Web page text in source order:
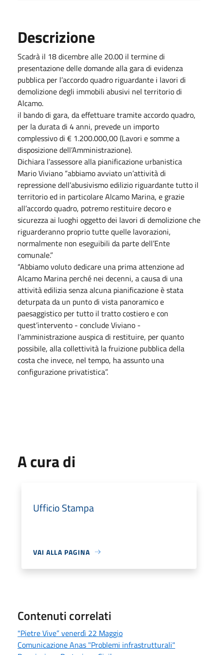
Descrizione
Scadrà il 18 dicembre alle 20.00 il termine di
presentazione delle domande alla gara di evidenza
pubblica per l’accordo quadro riguardante i lavori di
demolizione degli immobili abusivi nel territorio di
Alcamo.
il bando di gara, da effettuare tramite accordo quadro,
per la durata di 4 anni, prevede un importo
complessivo di € 1.200.000,00 (Lavori e somme a
disposizione dell’Amministrazione).
Dichiara l’assessore alla pianificazione urbanistica
Mario Viviano “abbiamo avviato un’attività di
repressione dell’abusivismo edilizio riguardante tutto il
territorio ed in particolare Alcamo Marina, e grazie
all’accordo quadro, potremo restituire decoro e
sicurezza ai luoghi oggetto dei lavori di demolizione che
riguarderanno proprio tutte quelle lavorazioni,
normalmente non eseguibili da parte dell’Ente
comunale.”
“Abbiamo voluto dedicare una prima attenzione ad
Alcamo Marina perché nei decenni, a causa di una
attività edilizia senza alcuna pianificazione è stata
deturpata da un punto di vista panoramico e
paesaggistico per tutto il tratto costiero e con
quest’intervento - conclude Viviano -
l’amministrazione auspica di restituire, per quanto
possibile, alla collettività la fruizione pubblica della
costa che invece, nel tempo, ha assunto una
configurazione privatistica”.
A cura di
Ufficio Stampa
VAI ALLA PAGINA
Contenuti correlati
"Pietre Vive” venerdì 22 Maggio
Comunicazione Anas "Problemi infrastrutturali"